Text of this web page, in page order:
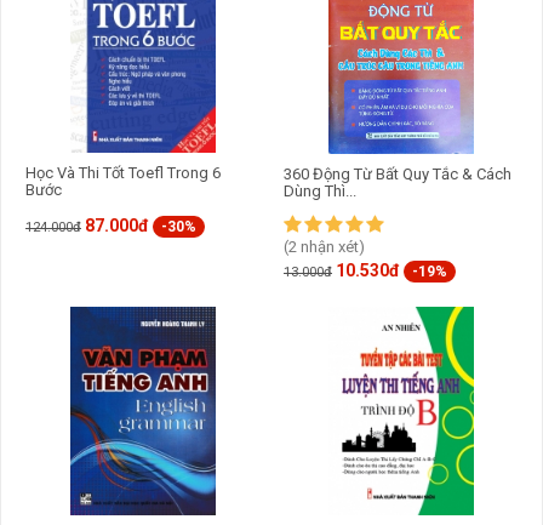
Học Và Thi Tốt Toefl Trong 6
Bước
124.000đ 87.000đ -30%
360 Động Từ Bất Quy Tắc & Cách
Dùng Thì...
(2 nhận xét)
13.000đ 10.530đ -19%